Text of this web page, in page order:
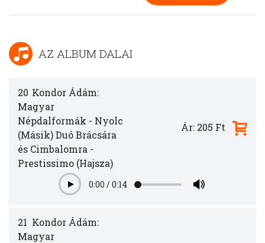
AZ ALBUM DALAI
20 Kondor Ádám:
Magyar
Népdalformák - Nyolc
(Másik) Duó Brácsára
és Cimbalomra -
Prestissimo (Hajsza)
Play0:00 /0:14
Ár: 205 Ft
21 Kondor Ádám:
Magyar